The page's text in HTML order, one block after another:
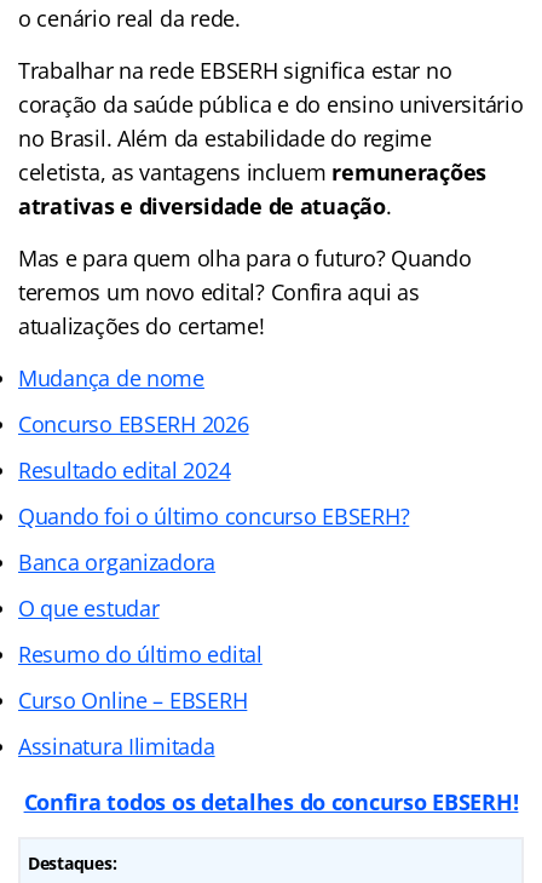
o cenário real da rede.
Trabalhar na rede EBSERH significa estar no
coração da saúde pública e do ensino universitário
no Brasil. Além da estabilidade do regime
celetista, as vantagens incluem remunerações
atrativas e diversidade de atuação.
Mas e para quem olha para o futuro? Quando
teremos um novo edital? Confira aqui as
atualizações do certame!
Mudança de nome
Concurso EBSERH 2026
Resultado edital 2024
Quando foi o último concurso EBSERH?
Banca organizadora
O que estudar
Resumo do último edital
Curso Online – EBSERH
Assinatura Ilimitada
Confira todos os detalhes do concurso EBSERH!
Destaques: